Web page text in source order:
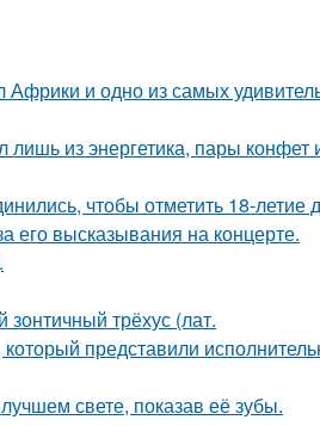
Африки и одно из самых
из энергетика, пары конфет
чтобы отметить 18-летие
его высказывания на концерте.
трёхус (лат.
представили
свете, показав её зубы.